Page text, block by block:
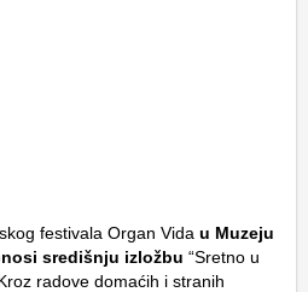
festivala Organ Vida u Muzeju
središnju izložbu “Sretno u
radove domaćih i stranih